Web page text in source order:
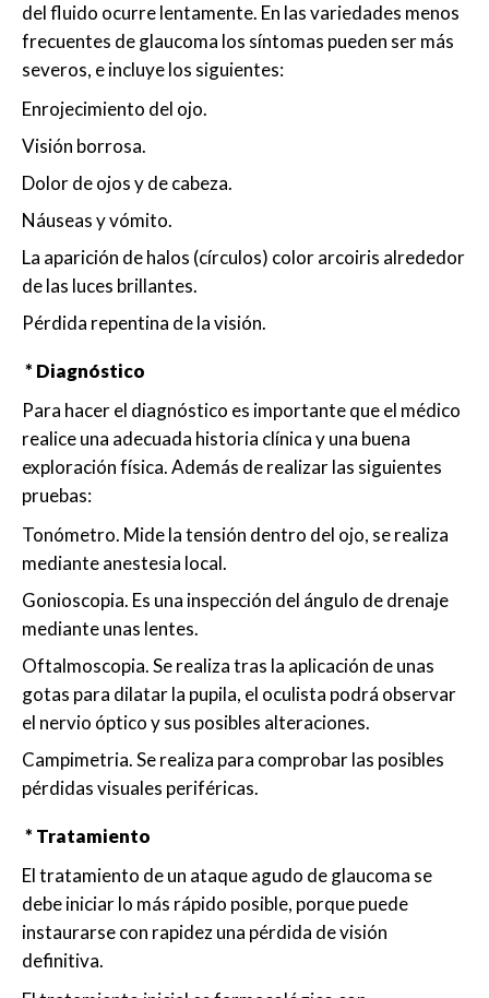
del fluido ocurre lentamente. En las variedades menos
frecuentes de glaucoma los síntomas pueden ser más
severos, e incluye los siguientes:
Enrojecimiento del ojo.
Visión borrosa.
Dolor de ojos y de cabeza.
Náuseas y vómito.
La aparición de halos (círculos) color arcoiris alrededor
de las luces brillantes.
Pérdida repentina de la visión.
* Diagnóstico
Para hacer el diagnóstico es importante que el médico
realice una adecuada historia clínica y una buena
exploración física. Además de realizar las siguientes
pruebas:
Tonómetro. Mide la tensión dentro del ojo, se realiza
mediante anestesia local.
Gonioscopia. Es una inspección del ángulo de drenaje
mediante unas lentes.
Oftalmoscopia. Se realiza tras la aplicación de unas
gotas para dilatar la pupila, el oculista podrá observar
el nervio óptico y sus posibles alteraciones.
Campimetria. Se realiza para comprobar las posibles
pérdidas visuales periféricas.
* Tratamiento
El tratamiento de un ataque agudo de glaucoma se
debe iniciar lo más rápido posible, porque puede
instaurarse con rapidez una pérdida de visión
definitiva.